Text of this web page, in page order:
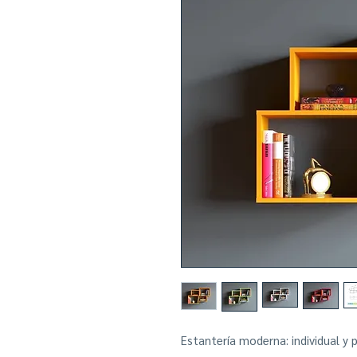
Estantería moderna: individual y